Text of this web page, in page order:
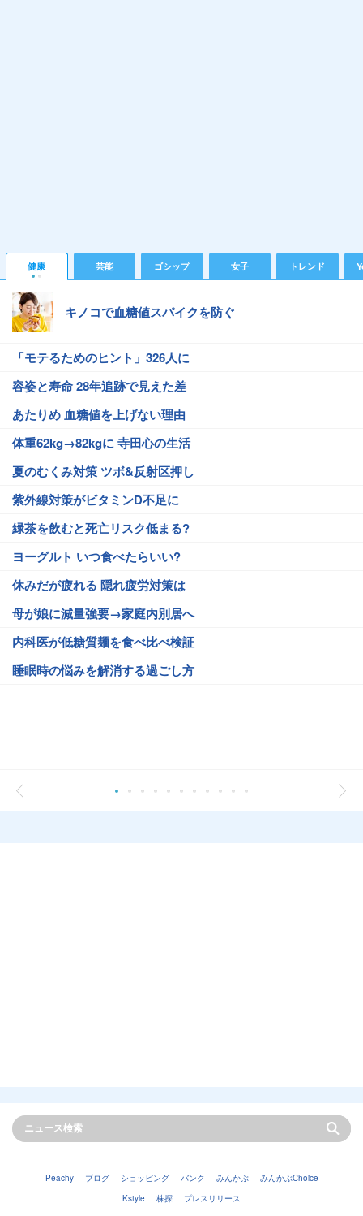
健康 芸能 ゴシップ 女子 トレンド
キノコで血糖値スパイクを防ぐ
「モテるためのヒント」326人に
容姿と寿命 28年追跡で見えた差
あたりめ 血糖値を上げない理由
体重62kg→82kgに 寺田心の生活
夏のむくみ対策 ツボ&反射区押し
紫外線対策がビタミンD不足に
緑茶を飲むと死亡リスク低まる?
ヨーグルト いつ食べたらいい?
休みだが疲れる 隠れ疲労対策は
母が娘に減量強要→家庭内別居へ
内科医が低糖質麺を食べ比べ検証
睡眠時の悩みを解消する過ごし方
Peachy ブログ ショッピング バンク みんかぶ
みんかぶChoice
Kstyle
株探 プレスリリース